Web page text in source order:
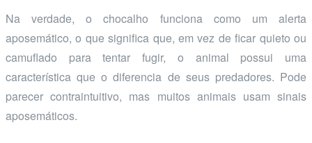
Na verdade, o chocalho funciona como um alerta
aposemático, o que significa que, em vez de ficar quieto ou
camuflado para tentar fugir, o animal possui uma
característica que o diferencia de seus predadores. Pode
parecer contraintuitivo, mas muitos animais usam sinais
aposemáticos.